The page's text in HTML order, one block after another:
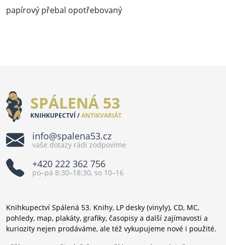
papírový přebal opotřebovaný
SPÁLENÁ 53
KNIHKUPECTVÍ /ANTIKVARIÁT
info@spalena53.cz
vaše dotazy rádi zodpovíme
+420 222 362 756
po–pá 8:30–18:30, so 10–16
Knihkupectví Spálená 53. Knihy, LP desky (vinyly), CD, MC,
pohledy, map, plakáty, grafiky, časopisy a další zajímavosti a
kuriozity nejen prodáváme, ale též vykupujeme nové i použité.